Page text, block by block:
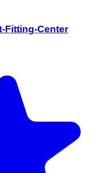
Fitting-Center